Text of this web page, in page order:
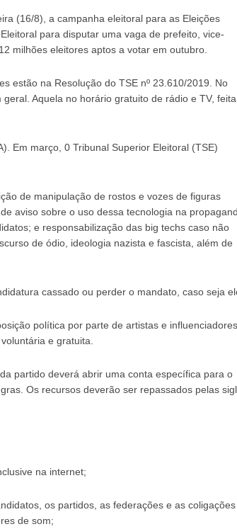
(16/8), a campanha eleitoral para as Eleições
para disputar uma vaga de prefeito, vice-
milhões eleitores aptos a votar em outubro.
estão na Resolução do TSE nº 23.610/2019. No
Aquela no horário gratuito de rádio e TV,
Em março, 0 Tribunal Superior Eleitoral (TSE)
de manipulação de rostos e vozes de figuras
aviso sobre o uso dessa tecnologia na
e responsabilização das big techs caso não
de ódio, ideologia nazista e fascista, além de
cassado ou perder o mandato, caso seja
política por parte de artistas e influenciadores
e gratuita.
partido deverá abrir uma conta específica para o
Os recursos deverão ser repassados pelas
na internet;
os partidos, as federações e as coligações
de som;